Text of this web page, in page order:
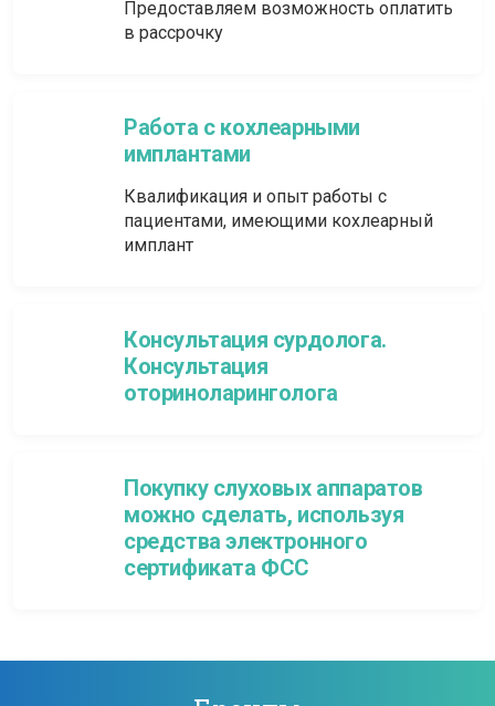
Предоставляем возможность оплатить
в рассрочку
Работа с кохлеарными
имплантами
Квалификация и опыт работы с
пациентами, имеющими кохлеарный
имплант
Консультация сурдолога.
Консультация
оториноларинголога
Покупку слуховых аппаратов
можно сделать, используя
средства электронного
сертификата ФСС